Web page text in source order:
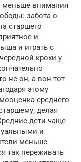
меньше внимания
забота о
старшего
и
и играть с
крохи у
не он, а вон тот
этому
среднего
делая
дети чаще
и
меньше
так переживать